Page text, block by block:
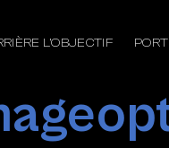
L’OBJECTIF